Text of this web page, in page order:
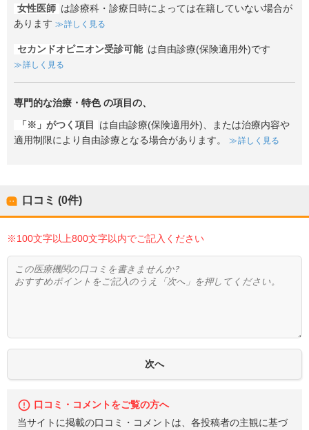
女性医師 は診療科・診療日時によっては在籍していない場合が
あります
詳しく見る
セカンドオピニオン受診可能 は自由診療(保険適用外)です
詳しく見る
専門的な治療・特色の項目の、
「※」がつく項目
は自由診療(保険適用外)、または治療内容や
適用制限により自由診療となる場合があります。
詳しく見る
口コミ (0件)
※100文字以上800文字以内でご記入ください
口コミ・コメントをご覧の方へ
当サイトに掲載の口コミ・コメントは、各投稿者の主観に基づ